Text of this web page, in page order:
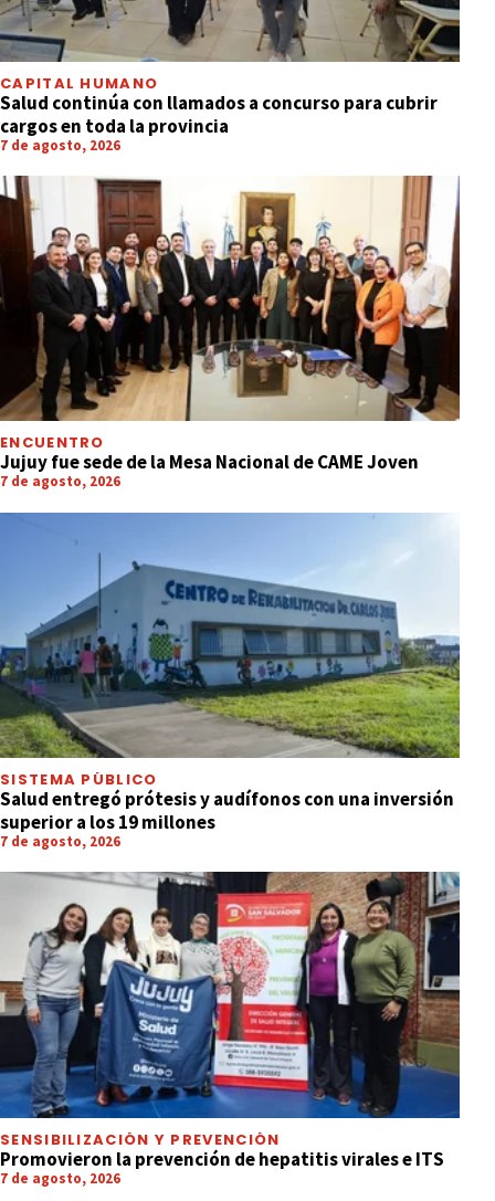
CAPITAL HUMANO
Salud continúa con llamados a concurso para cubrir
cargos en toda la provincia
7 de agosto, 2026
ENCUENTRO
Jujuy fue sede de la Mesa Nacional de CAME Joven
7 de agosto, 2026
SISTEMA PÚBLICO
Salud entregó prótesis y audífonos con una inversión
superior a los 19 millones
7 de agosto, 2026
SENSIBILIZACIÓN Y PREVENCIÓN
Promovieron la prevención de hepatitis virales e ITS
7 de agosto, 2026